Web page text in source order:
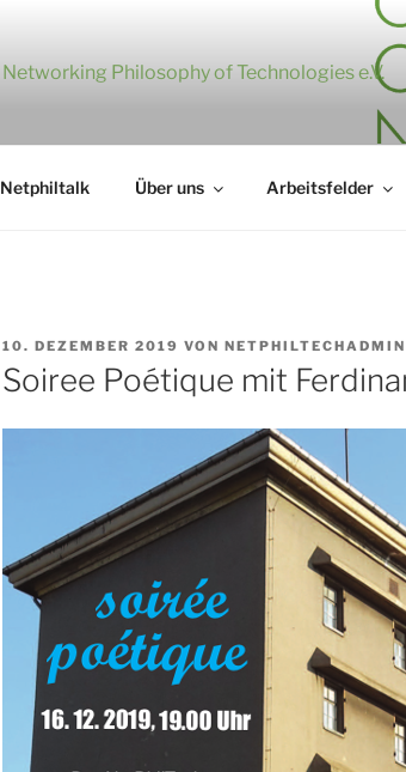
Networking Philosophy of Technologies e.V.
Netphiltalk Über uns Arbeitsfelder
VERÖFFENTLICHT
10. DEZEMBER 2019 VON NETPHILTECHADMIN
Soiree Poétique mit